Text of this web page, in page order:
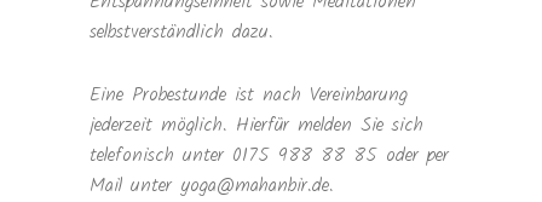
selbstverständlich dazu.
Eine Probestunde ist nach Vereinbarung
jederzeit möglich. Hierfür melden Sie sich
telefonisch unter 0175 988 88 85 oder per
Mail unter yoga@mahanbir.de.